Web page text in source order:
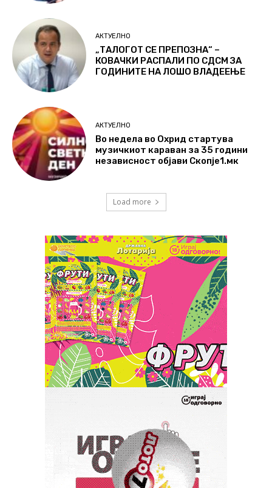
АКТУЕЛНО
„ТАЛОГОТ СЕ ПРЕПОЗНА“ –
КОВАЧКИ РАСПАЛИ ПО СДСМ ЗА
ГОДИНИТЕ НА ЛОШО ВЛАДЕЕЊЕ
АКТУЕЛНО
Во недела во Охрид стартува
музичкиот караван за 35 години
независност објави Скопје1.мк
Load more